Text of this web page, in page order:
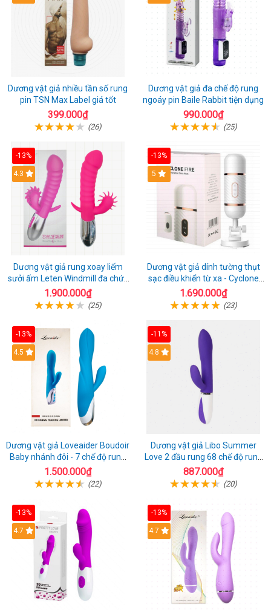
Dương vật giả nhiều tần số rung
pin TSN Max Label giá tốt
399.000₫
(26)
Dương vật giả đa chế độ rung
ngoáy pin Baile Rabbit tiện dụng
990.000₫
(25)
-13%
4.3
Dương vật giả rung xoay liếm
sưởi ấm Leten Windmill đa chức
năng
1.900.000₫
(25)
-13%
5
Dương vật giả dính tường thụt
sạc điều khiển từ xa - Cyclone
Fire
1.690.000₫
(23)
-13%
4.5
Dương vật giả Loveaider Boudoir
Baby nhánh đôi - 7 chế độ rung
sạc điện
1.500.000₫
(22)
-11%
4.8
Dương vật giả Libo Summer
Love 2 đầu rung 68 chế độ rung
sạc pin thỏa mãn
887.000₫
(20)
-13%
4.7
-13%
4.7